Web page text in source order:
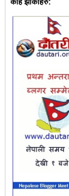
केहि झाँकीहरु: